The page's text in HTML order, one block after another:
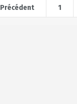
Précédent 1